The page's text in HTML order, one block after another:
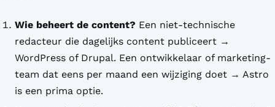
Wie beheert de content? Een niet-technische
redacteur die dagelijks content publiceert →
WordPress of Drupal. Een ontwikkelaar of marketing-
team dat eens per maand een wijziging doet → Astro
is een prima optie.